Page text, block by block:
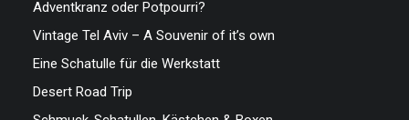
Adventkranz oder Potpourri?
Vintage Tel Aviv – A Souvenir of it’s own
Eine Schatulle für die Werkstatt
Desert Road Trip